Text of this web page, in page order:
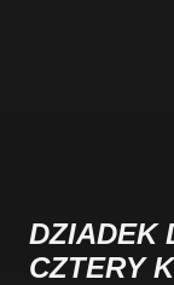
DZIADEK
CZTERY